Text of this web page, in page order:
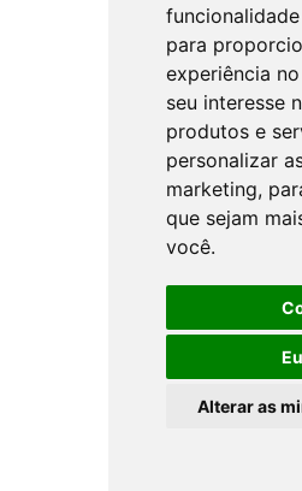
para
experiência
seu interesse
produtos e
personalizar
marketing,
que sejam
você.
Alterar as